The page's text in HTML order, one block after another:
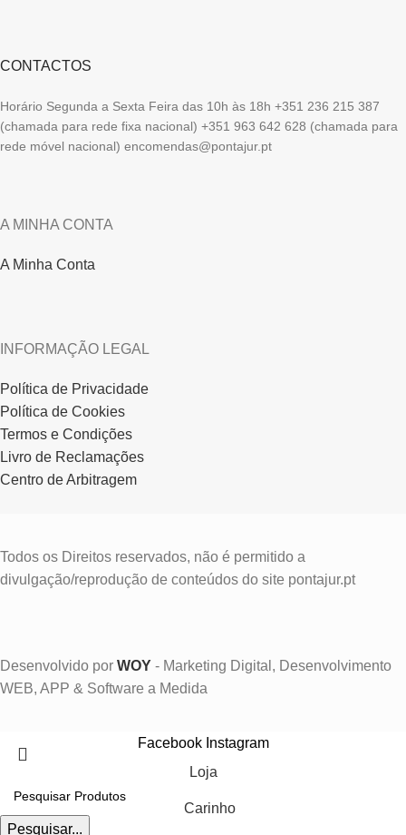
CONTACTOS
Horário Segunda a Sexta Feira das 10h às 18h +351 236 215 387
(chamada para rede fixa nacional) +351 963 642 628 (chamada para
rede móvel nacional) encomendas@pontajur.pt
A MINHA CONTA
A Minha Conta
INFORMAÇÃO LEGAL
Política de Privacidade
Política de Cookies
Termos e Condições
Livro de Reclamações
Centro de Arbitragem
Todos os Direitos reservados, não é permitido a
divulgação/reprodução de conteúdos do site pontajur.pt
Desenvolvido por WOY - Marketing Digital, Desenvolvimento
WEB, APP & Software a Medida
Pesquisar...
Facebook Instagram
Loja
Carinho